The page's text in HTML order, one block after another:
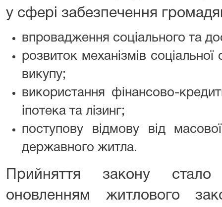
у сфері забезпечення
впровадження соціального та
розвиток механізмів
викупу;
використання фінансово-
іпотека та лізинг;
поступову відмову від
державного житла.
Прийняття закону
оновленням житлового